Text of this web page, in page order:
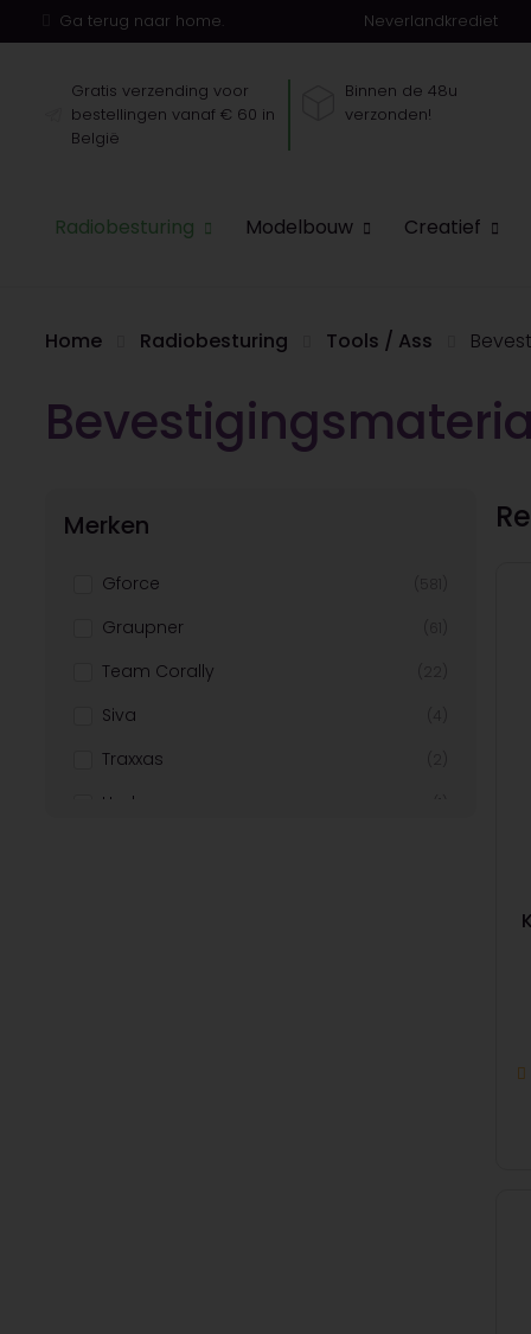
Ga terug naar home. Neverlandkrediet
Gratis verzending voor
bestellingen vanaf € 60 in
België
Binnen de 48u
verzonden!
Radiobesturing Modelbouw Creatief
Home Radiobesturing Tools / Ass
Merken
Gforce
Graupner
Team Corally
Siva
Traxxas
Hudy